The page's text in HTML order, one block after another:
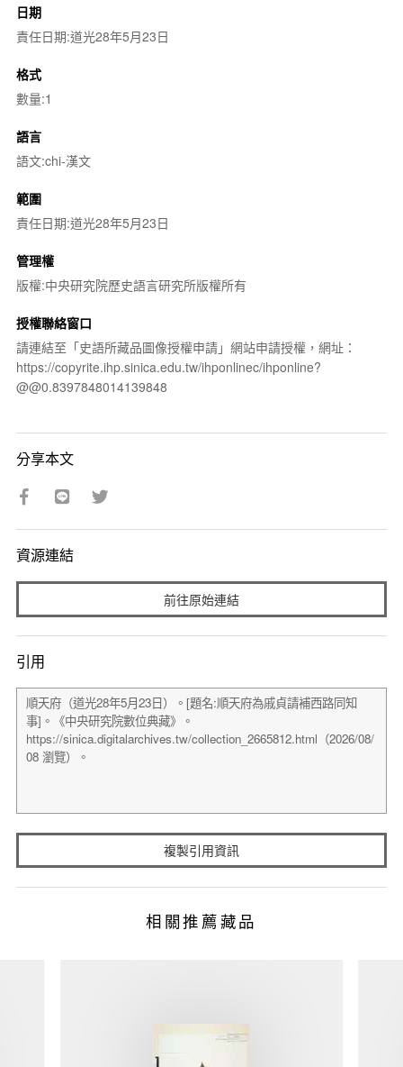
日期
責任日期:道光28年5月23日
格式
數量:1
語言
語文:chi-漢文
範圍
責任日期:道光28年5月23日
管理權
版權:中央研究院歷史語言研究所版權所有
授權聯絡窗口
請連結至「史語所藏品圖像授權申請」網站申請授權，網址：
https://copyrite.ihp.sinica.edu.tw/ihponlinec/ihponline?
@@0.8397848014139848
分享本文
資源連結
前往原始連結
引用
複製引用資訊
相關推薦藏品